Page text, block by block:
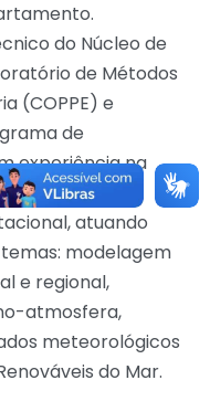
do Núcleo de
de Métodos
(COPPE) e
de
experiência na
ênfase em
atuando
modelagem
e regional,
atmosfera,
meteorológicos
do Mar.